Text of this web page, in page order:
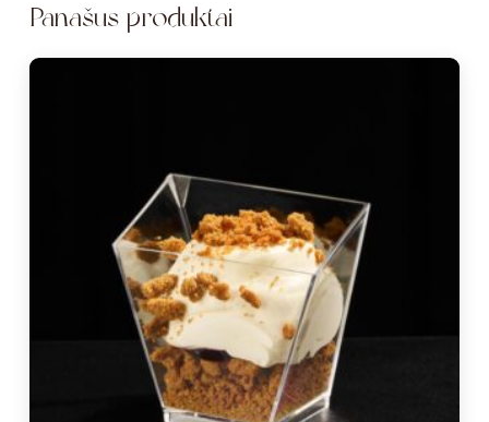
Panašūs produktai